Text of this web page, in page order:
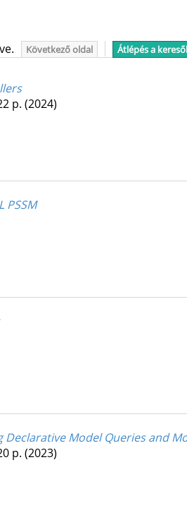
Következő oldal Átlépés a
p. (2024)
PSSM
Model Queries and
p. (2023)